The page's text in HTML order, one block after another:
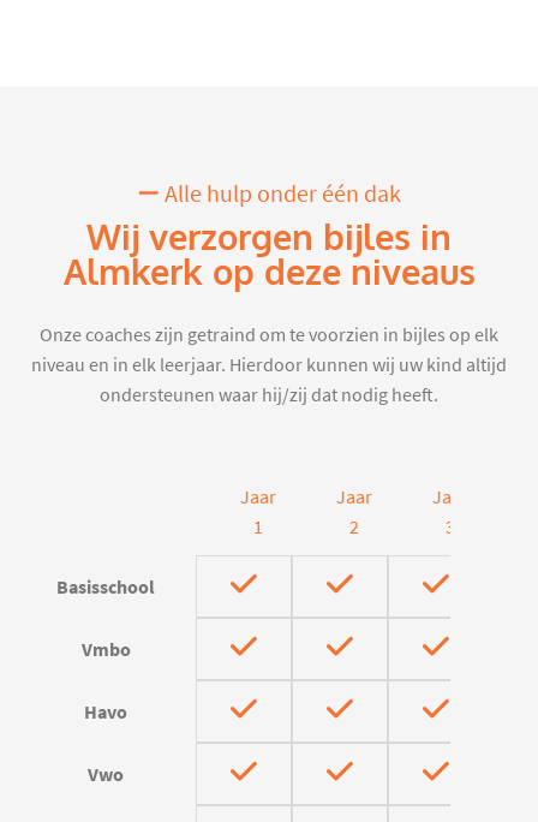
Alle hulp onder één dak
Wij verzorgen bijles in
Almkerk op deze niveaus
Onze coaches zijn getraind om te voorzien in bijles op elk
niveau en in elk leerjaar. Hierdoor kunnen wij uw kind altijd
ondersteunen waar hij/zij dat nodig heeft.
Jaar
1
Jaar
2
Jaar
3
Basisschool
Vmbo
Havo
Vwo